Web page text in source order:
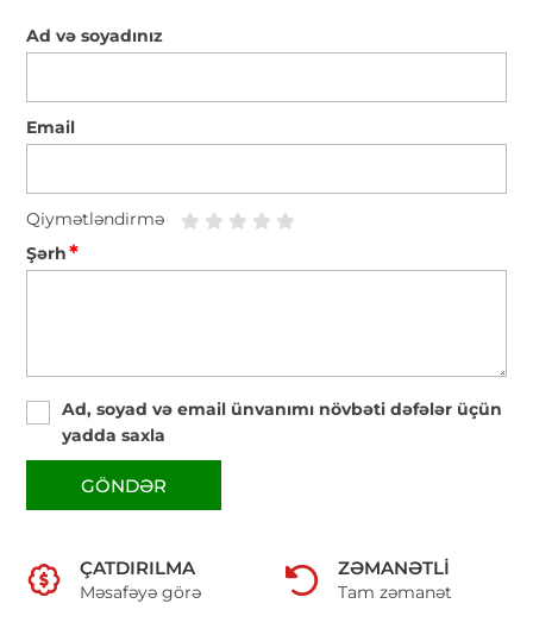
Ad və soyadınız
Email
Qiymətləndirmə
Şərh*
Ad, soyad və email ünvanımı növbəti dəfələr üçün
yadda saxla
GÖNDƏR
ÇATDIRILMA
Məsafəyə görə
ZƏMANƏTLI
Tam zəmanət